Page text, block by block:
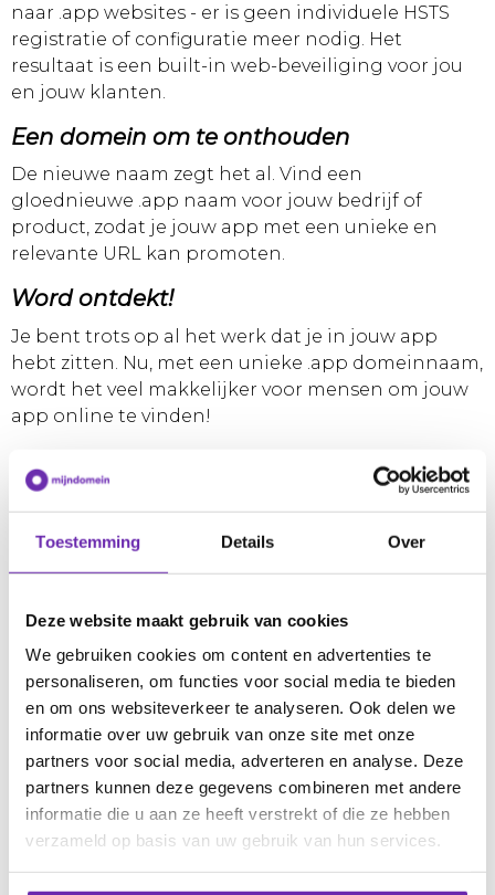
Toestemming Details Over
Deze website maakt gebruik van cookies
We gebruiken cookies om content en advertenties te
personaliseren, om functies voor social media te bieden
en om ons websiteverkeer te analyseren. Ook delen we
informatie over uw gebruik van onze site met onze
partners voor social media, adverteren en analyse. Deze
partners kunnen deze gegevens combineren met andere
informatie die u aan ze heeft verstrekt of die ze hebben
verzameld op basis van uw gebruik van hun services.
naar .app websites - er is geen individuele HSTS
registratie of configuratie meer nodig. Het
resultaat is een built-in web-beveiliging voor jou
en jouw klanten.
Een domein om te onthouden
De nieuwe naam zegt het al. Vind een
gloednieuwe .app naam voor jouw bedrijf of
product, zodat je jouw app met een unieke en
relevante URL kan promoten.
Word ontdekt!
Je bent trots op al het werk dat je in jouw app
hebt zitten. Nu, met een unieke .app domeinnaam,
wordt het veel makkelijker voor mensen om jouw
app online te vinden!
Gebruik jouw .app domeinnaam om jouw klanten
- van relevante, betrouwbare download links tot
release notes, reviews, en meer.
Registreer nu!
Registreer nu jouw .app domeinnaam en begin
met het delen van jouw app met de wereld!
Restricties:
.app laadt alleen op moderne browsers met een
geldig SSL certificaat geconfigureerd met HTTPS